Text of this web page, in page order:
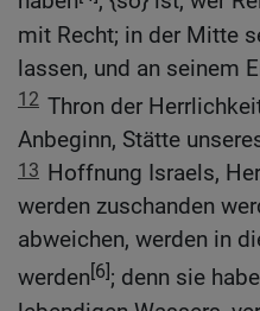
mit Recht; in der Mitte
lassen, und an seinem
12 Thron der
Anbeginn, Stätte
13 Hoffnung Israels,
werden zuschanden
abweichen, werden in
werden[6]; denn sie